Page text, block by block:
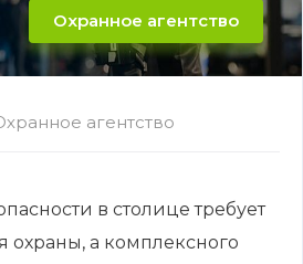
Охранное агентство
агентство
в столице требует
охраны, а комплексного